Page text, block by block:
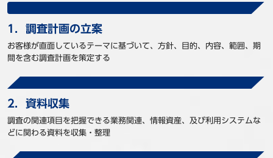
1．調査計画の立案
お客様が直面しているテーマに基づいて、方針、目的、内容、範囲、期
間を含む調査計画を策定する
2．資料収集
調査の関連項目を把握できる業務関連、情報資産、及び利用システムな
どに関わる資料を収集・整理